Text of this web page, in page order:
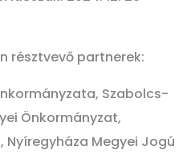
résztvevő partnerek:
Szabolcs-
Önkormányzat,
Nyíregyháza Megyei Jogú